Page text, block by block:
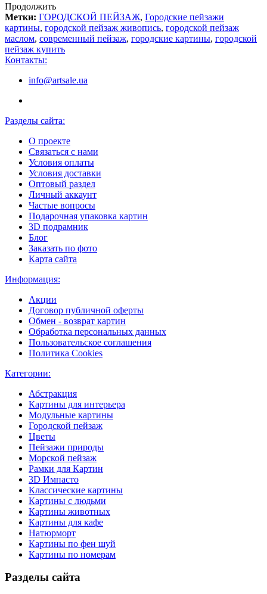
Продолжить
Метки: ГОРОДСКОЙ ПЕЙЗАЖ, Городские пейзажи
картины, городской пейзаж живопись, городской пейзаж
маслом, современный пейзаж, городские картины, городской
пейзаж купить
Контакты:
info@artsale.ua
Разделы сайта:
О проекте
Связаться с нами
Условия оплаты
Условия доставки
Оптовый раздел
Личный аккаунт
Частые вопросы
Подарочная упаковка картин
3D подрамник
Блог
Заказать по фото
Карта сайта
Информация:
Акции
Договор публичной оферты
Обмен - возврат картин
Обработка персональных данных
Пользовательское соглашения
Политика Cookies
Категории:
Абстракция
Картины для интерьера
Модульные картины
Городской пейзаж
Цветы
Пейзажи природы
Морской пейзаж
Рамки для Картин
3D Импасто
Классические картины
Картины с людьми
Картины животных
Картины для кафе
Натюрморт
Картины по фен шуй
Картины по номерам
Разделы сайта